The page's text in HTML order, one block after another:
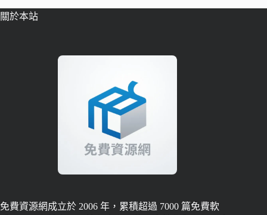
關於本站
免費資源網成立於 2006 年，累積超過 7000 篇免費軟